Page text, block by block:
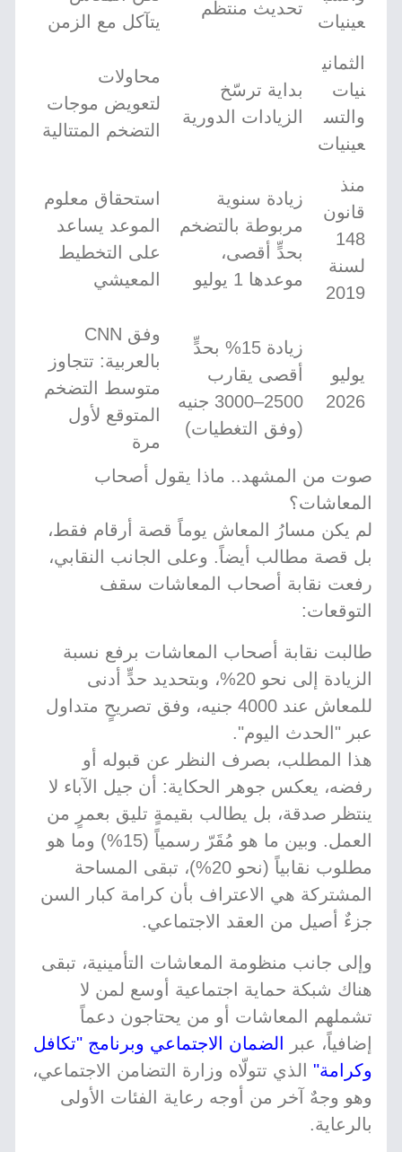
عينيات
تحديث منتظم
يتآكل مع الزمن
الثماني
نيات
والتس
عينيات
بداية ترسّخ
الزيادات الدورية
محاولات
لتعويض موجات
التضخم المتتالية
منذ
قانون
148
لسنة
2019
زيادة سنوية
مربوطة بالتضخم
بحدٍّ أقصى،
موعدها 1 يوليو
استحقاق معلوم
الموعد يساعد
على التخطيط
المعيشي
يوليو
2026
زيادة 15% بحدٍّ
أقصى يقارب
2500–3000 جنيه
(وفق التغطيات)
وفق CNN
بالعربية: تتجاوز
متوسط التضخم
المتوقع لأول
مرة
صوت من المشهد.. ماذا يقول أصحاب
المعاشات؟
لم يكن مسارُ المعاش يوماً قصة أرقام فقط،
بل قصة مطالب أيضاً. وعلى الجانب النقابي،
رفعت نقابة أصحاب المعاشات سقف
التوقعات:
طالبت نقابة أصحاب المعاشات برفع نسبة
الزيادة إلى نحو 20%، وبتحديد حدٍّ أدنى
للمعاش عند 4000 جنيه، وفق تصريحٍ متداول
عبر "الحدث اليوم".
هذا المطلب، بصرف النظر عن قبوله أو
رفضه، يعكس جوهر الحكاية: أن جيل الآباء لا
ينتظر صدقة، بل يطالب بقيمةٍ تليق بعمرٍ من
العمل. وبين ما هو مُقَرّ رسمياً (15%) وما هو
مطلوب نقابياً (نحو 20%)، تبقى المساحة
المشتركة هي الاعتراف بأن كرامة كبار السن
جزءٌ أصيل من العقد الاجتماعي.
وإلى جانب منظومة المعاشات التأمينية، تبقى
هناك شبكة حماية اجتماعية أوسع لمن لا
تشملهم المعاشات أو من يحتاجون دعماً
إضافياً، عبر
الضمان الاجتماعي وبرنامج "تكافل
وكرامة" الذي تتولّاه وزارة التضامن الاجتماعي،
وهو وجهٌ آخر من أوجه رعاية الفئات الأولى
بالرعاية.